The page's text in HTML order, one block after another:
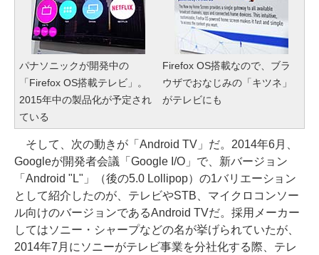
パナソニックが開発中の
「Firefox OS搭載テレビ」。
2015年中の製品化が予定され
ている
Firefox OS搭載なので、ブラ
ウザでおなじみの「キツネ」
がテレビにも
そして、次の動きが「Android TV」だ。2014年6月、
Googleが開発者会議「Google I/O」で、新バージョン
「Android "L"」（後の5.0 Lollipop）の1バリエーション
として紹介したのが、テレビやSTB、マイクロコンソー
ル向けのバージョンであるAndroid TVだ。採用メーカー
してはソニー・シャープなどの名が挙げられていたが、
2014年7月にソニーがテレビ事業を分社化する際、テレ